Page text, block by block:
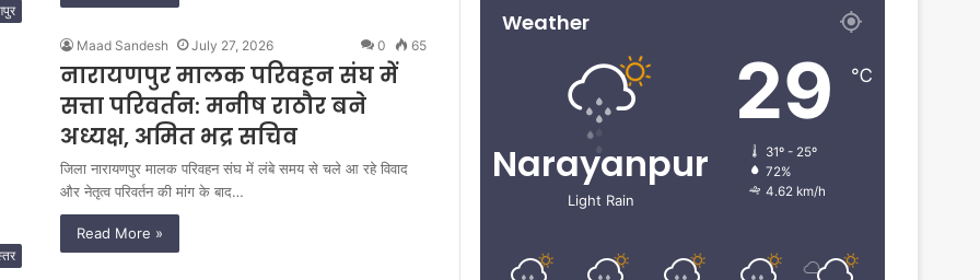
Maad Sandesh July 27, 2026 0 65
नारायणपुर मालक परिवहन संघ में
सत्ता परिवर्तन: मनीष राठौर बने
अध्यक्ष, अमित भद्र सचिव
जिला नारायणपुर मालक परिवहन संघ में लंबे समय से चले आ रहे विवाद
और नेतृत्व परिवर्तन की मांग के बाद…
Read More »
Weather
Narayanpur
Light Rain
29 ℃
31º - 25º
72%
4.62 km/h